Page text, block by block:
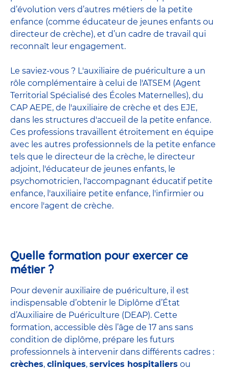
d’évolution vers d’autres métiers de la petite
enfance (comme éducateur de jeunes enfants ou
directeur de crèche), et d’un cadre de travail qui
reconnaît leur engagement.
Le saviez-vous ? L'auxiliaire de puériculture a un
rôle complémentaire à celui de l'ATSEM (Agent
Territorial Spécialisé des Écoles Maternelles), du
CAP AEPE, de l'auxiliaire de crèche et des EJE,
dans les structures d'accueil de la petite enfance.
Ces professions travaillent étroitement en équipe
avec les autres professionnels de la petite enfance
tels que le directeur de la crèche, le directeur
adjoint, l'éducateur de jeunes enfants, le
psychomotricien, l'accompagnant éducatif petite
enfance, l'auxiliaire petite enfance, l'infirmier ou
encore l'agent de crèche.
Quelle formation pour exercer ce
métier ?
Pour devenir auxiliaire de puériculture, il est
indispensable d’obtenir le Diplôme d’État
d’Auxiliaire de Puériculture (DEAP). Cette
formation, accessible dès l’âge de 17 ans sans
condition de diplôme, prépare les futurs
professionnels à intervenir dans différents cadres :
crèches, cliniques, services hospitaliers ou